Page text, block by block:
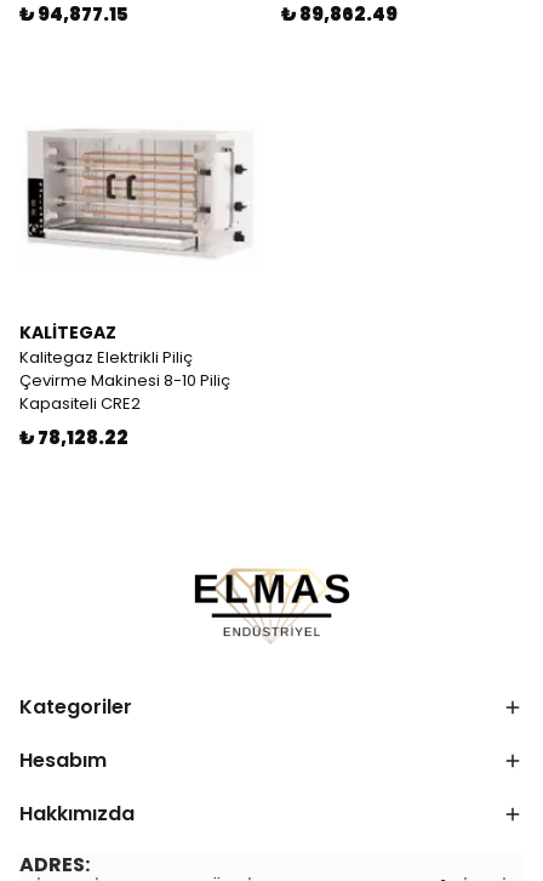
₺ 94,877.15 ₺ 89,862.49
KALİTEGAZ
Kalitegaz Elektrikli Piliç
Çevirme Makinesi 8-10 Piliç
Kapasiteli CRE2
₺ 78,128.22
Kategoriler
Hesabım
Hakkımızda
ADRES: